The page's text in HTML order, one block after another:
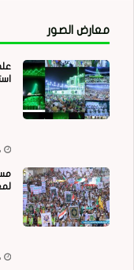
معارض الصور